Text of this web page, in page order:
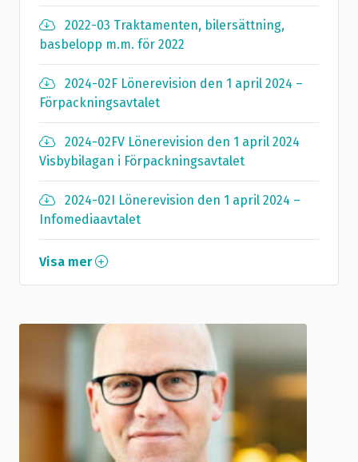
2022-03 Traktamenten, bilersättning,
basbelopp m.m. för 2022
2024-02F Lönerevision den 1 april 2024 –
Förpackningsavtalet
2024-02FV Lönerevision den 1 april 2024
Visbybilagan i Förpackningsavtalet
2024-02I Lönerevision den 1 april 2024 –
Infomediaavtalet
Visa mer